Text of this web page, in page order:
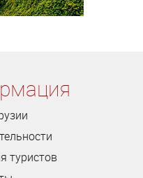
туристов